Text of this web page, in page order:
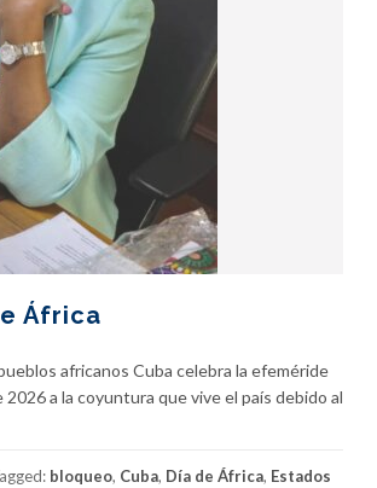
África
africanos Cuba celebra la efeméride
a la coyuntura que vive el país debido al
bloqueo, Cuba, Día de África, Estados